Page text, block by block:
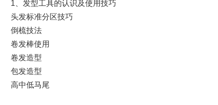
1、发型工具的认识及使用技巧
头发标准分区技巧
倒梳技法
卷发棒使用
卷发造型
包发造型
高中低马尾